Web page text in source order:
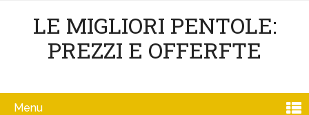
LE MIGLIORI PENTOLE:
PREZZI E OFFERFTE
Menu